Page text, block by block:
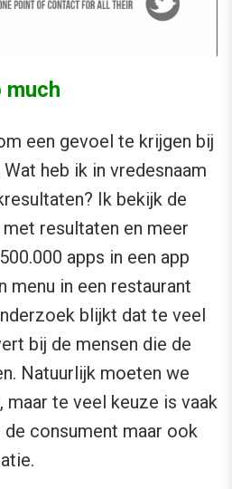
much
een gevoel te krijgen bij
heb ik in vredesnaam
Ik bekijk de
met resultaten en meer
apps in een app
menu in een restaurant
blijkt dat te veel
bij de mensen die de
Natuurlijk moeten we
maar te veel keuze is vaak
consument maar ook